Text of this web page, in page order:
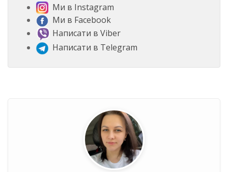
Ми в Instagram
Ми в Facebook
Написати в Viber
Написати в Telegram